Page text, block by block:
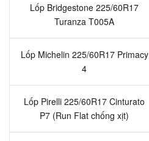
Lốp Bridgestone 225/60R17
Turanza T005A
Lốp Michelin 225/60R17 Primacy
4
Lốp Pirelli 225/60R17 Cinturato
P7 (Run Flat chống xịt)